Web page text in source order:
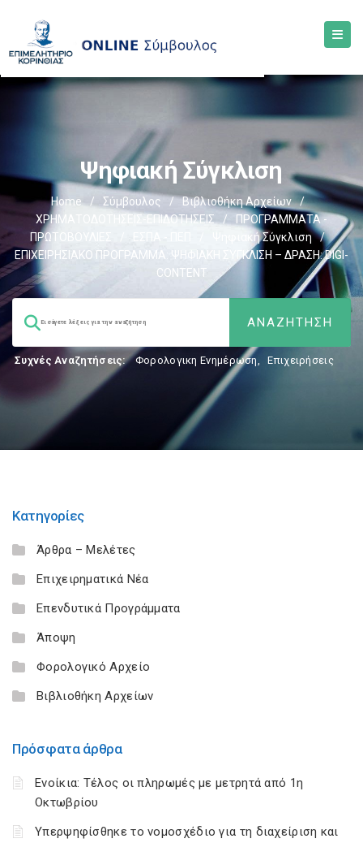
Ψηφιακή Σύγκλιση
Home / Σύμβουλος / Βιβλιοθήκη Αρχείων
/
ΧΡΗΜΑΤΟΔΟΤΗΣΕΙΣ-ΕΠΙΔΟΤΗΣΕΙΣ
/
ΠΡΟΓΡΑΜΜΑΤΑ -
ΠΡΩΤΟΒΟΥΛΙΕΣ
ΕΣΠΑ - ΠΕΠ Ψηφιακή Σύγκλιση
/
ΕΠΙΧΕΙΡΗΣΙΑΚΟ ΠΡΟΓΡΑΜΜΑ: ΨΗΦΙΑΚΗ ΣΥΓΚΛΙΣΗ – ΔΡΑΣΗ: DIGI-
CONTENT
Συχνές Αναζητήσεις: Φορολογικη Ενημέρωση, Επιχειρήσεις
Κατηγορίες
Άρθρα – Μελέτες
Επιχειρηματικά Νέα
Επενδυτικά Προγράμματα
Άποψη
Φορολογικό Αρχείο
Βιβλιοθήκη Αρχείων
Πρόσφατα άρθρα
Ενοίκια: Τέλος οι πληρωμές με μετρητά από 1η
Οκτωβρίου
Υπερψηφίσθηκε το νομοσχέδιο για τη διαχείριση και